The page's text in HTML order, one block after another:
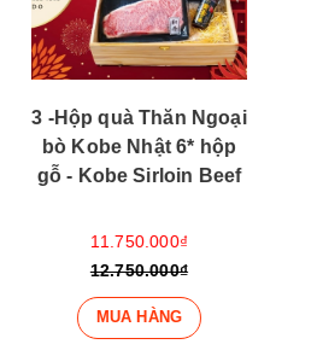
3 -Hộp quà Thăn Ngoại
bò Kobe Nhật 6* hộp
gỗ - Kobe Sirloin Beef
11.750.000₫
12.750.000₫
MUA HÀNG